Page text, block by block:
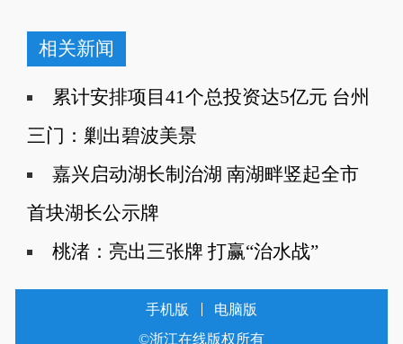
相关新闻
累计安排项目41个总投资达5亿元 台州
三门：剿出碧波美景
嘉兴启动湖长制治湖 南湖畔竖起全市
首块湖长公示牌
桃渚：亮出三张牌 打赢“治水战”
手机版
电脑版
©浙江在线版权所有